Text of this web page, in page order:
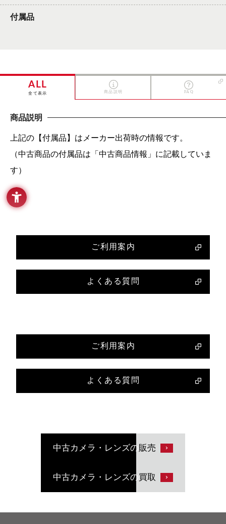
付属品
ALL
全て表示 商品説明 FAQ
商品説明
上記の【付属品】はメーカー出荷時の情報です。
（中古商品の付属品は「中古商品情報」に記載していま
す）
ご利用案内
よくある質問
ご利用案内
よくある質問
中古カメラ・レンズの販売
中古カメラ・レンズの買取